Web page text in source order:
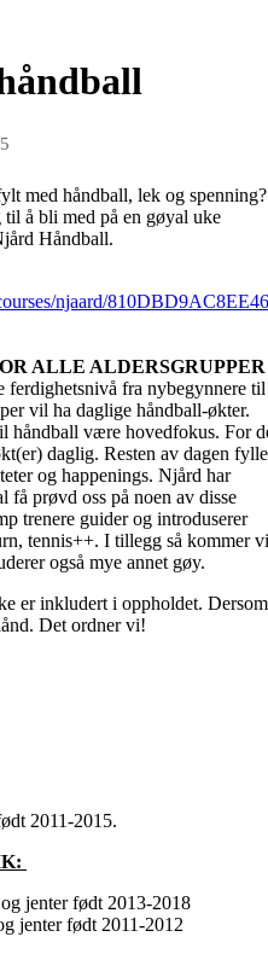
med håndball, lek og spenning?
å bli med på en gøyal uke
Håndball.
njaard/810DBD9AC8EE46
ALLE ALDERSGRUPPER
ferdighetsnivå fra nybegynnere til
vil ha daglige håndball-økter.
håndball være hovedfokus. For
daglig. Resten av dagen
og happenings. Njård har
få prøvd oss på noen av disse
trenere guider og introduserer
tennis++. I tillegg så kommer vi
også mye annet gøy.
er inkludert i oppholdet. Dersom
Det ordner vi!
2011-2015.
jenter født 2013-2018
jenter født 2011-2012